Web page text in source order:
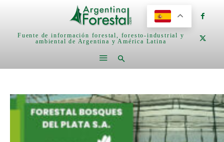
Fuente de información forestal, foresto-industrial y
ambiental de Argentina y América Latina